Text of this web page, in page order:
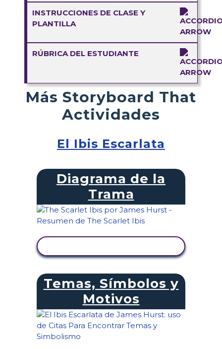
INSTRUCCIONES DE CLASE Y
PLANTILLA
RÚBRICA DEL ESTUDIANTE
Más Storyboard That
Actividades
El Ibis Escarlata
Diagrama de la
Trama
Temas, Símbolos y
Motivos